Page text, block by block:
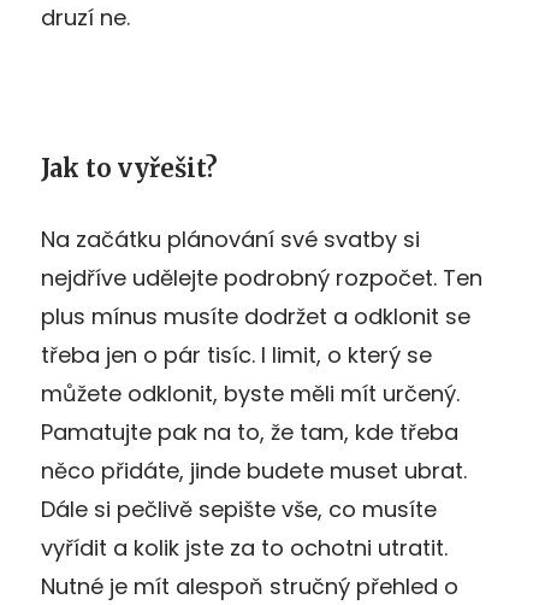
druzí ne.
Jak to vyřešit?
Na začátku plánování své svatby si
nejdříve udělejte podrobný rozpočet. Ten
plus mínus musíte dodržet a odklonit se
třeba jen o pár tisíc. I limit, o který se
můžete odklonit, byste měli mít určený.
Pamatujte pak na to, že tam, kde třeba
něco přidáte, jinde budete muset ubrat.
Dále si pečlivě sepište vše, co musíte
vyřídit a kolik jste za to ochotni utratit.
Nutné je mít alespoň stručný přehled o